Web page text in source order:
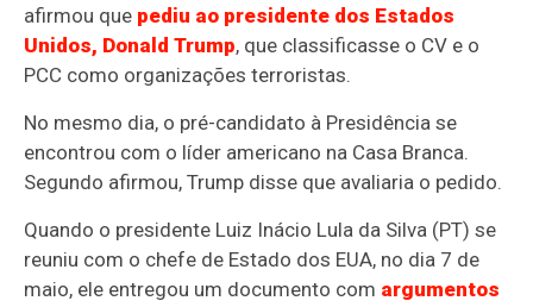
afirmou que pediu ao presidente dos Estados
Unidos, Donald Trump, que classificasse o CV e o
PCC como organizações terroristas.
No mesmo dia, o pré-candidato à Presidência se
encontrou com o líder americano na Casa Branca.
Segundo afirmou, Trump disse que avaliaria o pedido.
Quando o presidente Luiz Inácio Lula da Silva (PT) se
reuniu com o chefe de Estado dos EUA, no dia 7 de
maio, ele entregou um documento com argumentos